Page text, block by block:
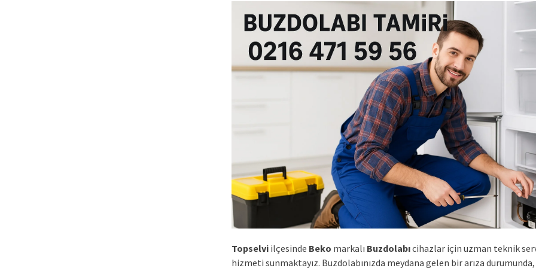
Topselvi ilçesinde Beko markalı Buzdolabıcihazlar için uzman teknik
hizmeti sunmaktayız. Buzdolabınızda meydana gelen bir arıza durumunda,